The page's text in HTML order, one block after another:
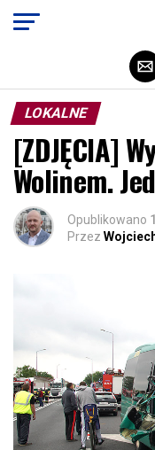
LOKALNE
[ZDJĘCIA]
Wolinem.
Opublikowano
Przez